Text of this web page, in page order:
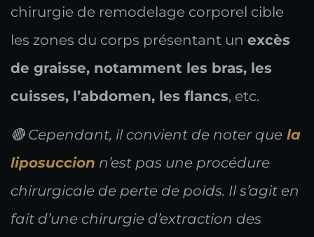
chirurgie de remodelage corporel cible
les zones du corps présentant un excès
de graisse, notamment les bras, les
cuisses, l’abdomen, les flancs, etc.
🔴 Cependant, il convient de noter que la
liposuccion n’est pas une procédure
chirurgicale de perte de poids. Il s’agit en
fait d’une chirurgie d’extraction des